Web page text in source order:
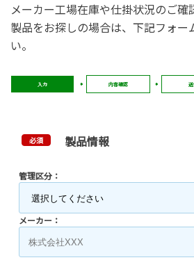
メーカー工場在庫や仕掛状況のご確
製品をお探しの場合は、下記フォー
い。
入力 内容確認
必須 製品情報
管理区分：
メーカー：